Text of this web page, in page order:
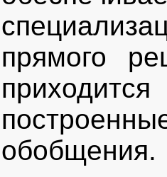
прямого
обобщения.